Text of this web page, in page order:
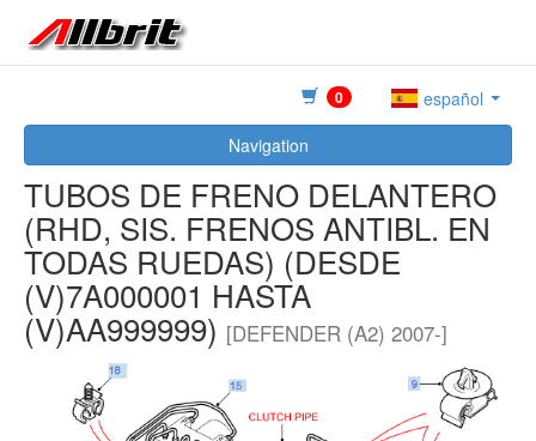
0
español
Navigation
TUBOS DE FRENO DELANTERO
(RHD, SIS. FRENOS ANTIBL. EN
TODAS RUEDAS) (DESDE
(V)7A000001 HASTA
(V)AA999999) [DEFENDER (A2) 2007-]